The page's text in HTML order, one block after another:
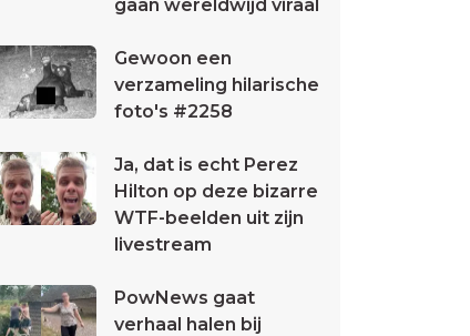
gaan wereldwijd viraal
Gewoon een
verzameling hilarische
foto's #2258
Ja, dat is echt Perez
Hilton op deze bizarre
WTF-beelden uit zijn
livestream
PowNews gaat
verhaal halen bij